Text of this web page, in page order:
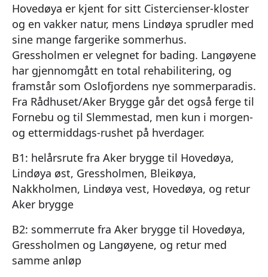
Hovedøya er kjent for sitt Cistercienser-kloster
og en vakker natur, mens Lindøya sprudler med
sine mange fargerike sommerhus.
Gressholmen er velegnet for bading. Langøyene
har gjennomgått en total rehabilitering, og
framstår som Oslofjordens nye sommerparadis.
Fra Rådhuset/Aker Brygge går det også ferge til
Fornebu og til Slemmestad, men kun i morgen-
og ettermiddags-rushet på hverdager.
B1: helårsrute fra Aker brygge til Hovedøya,
Lindøya øst, Gressholmen, Bleikøya,
Nakkholmen, Lindøya vest, Hovedøya, og retur
Aker brygge
B2: sommerrute fra Aker brygge til Hovedøya,
Gressholmen og Langøyene, og retur med
samme anløp